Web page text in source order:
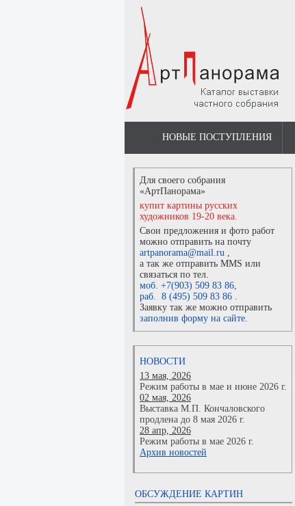
НОВЫЕ ПОСТУПЛЕНИЯ
Для своего собрания
«АртПанорама»
купит картины русских
художников 19-20 века.
Свои предложения и фото работ
можно отправить на почту
artpanorama@mail.ru ,
а так же отправить MMS или
связаться по тел.
моб. +7(903) 509 83 86,
раб. 8 (495) 509 83 86 .
Заявку так же можно отправить
заполнив форму на сайте.
НОВОСТИ
13 мая, 2026
Режим работы в мае и июне 2026 г.
02 мая, 2026
Выставка М.П. Кончаловского
продлена до 8 мая 2026 г.
28 апр, 2026
Режим работы в мае 2026 г.
Архив новостей
ОБСУЖДЕНИЕ КАРТИН